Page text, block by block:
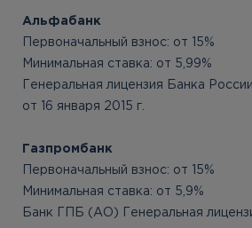
Альфабанк
Первоначальный взнос: от 15%
Минимальная ставка: от 5,99%
Генеральная лицензия Банка
от 16 января 2015 г.
Газпромбанк
Первоначальный взнос: от 15%
Минимальная ставка: от 5,9%
Банк ГПБ (АО) Генеральная